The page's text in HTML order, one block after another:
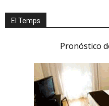
El Temps
Pronóstico